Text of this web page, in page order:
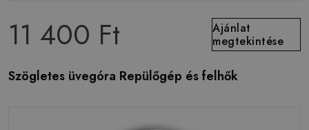
11 400 Ft
Ajánlat
megtekintése
Szögletes üvegóra Repülőgép és felhők